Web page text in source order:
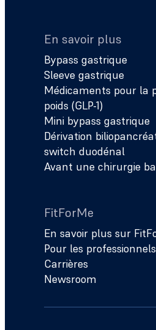
En savoir plus
Bypass gastrique
Sleeve gastrique
Médicaments pour la
poids (GLP-1)
Mini bypass gastrique
Dérivation
switch duodénal
Avant une chirurgie
FitForMe
En savoir plus sur
Pour les professionnels
Carrières
Newsroom